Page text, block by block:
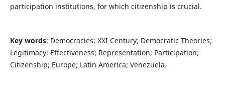
participation institutions, for which citizenship is crucial.
Key words: Democracies; XXI Century; Democratic Theories;
Legitimacy; Effectiveness; Representation; Participation;
Citizenship; Europe; Latin America; Venezuela.